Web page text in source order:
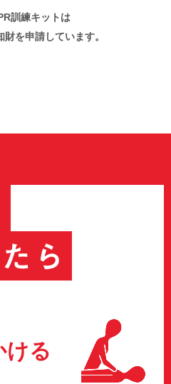
訓練キットは
を申請しています。
ける